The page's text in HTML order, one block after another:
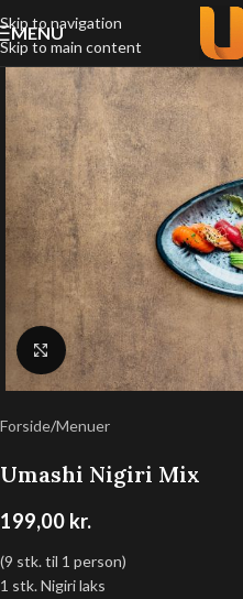
Skip to navigation
Skip to main content
MENU
Klik for at forstørre
Forside/Menuer
Umashi Nigiri Mix
199,00 kr.
(9 stk. til 1 person)
1 stk. Nigiri laks